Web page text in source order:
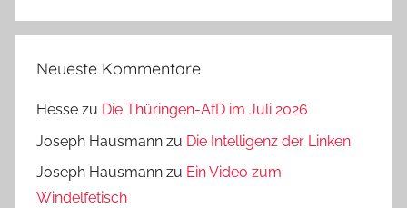
Neueste Kommentare
Hesse zu Die Thüringen-AfD im Juli 2026
Joseph Hausmann zu Die Intelligenz der Linken
Joseph Hausmann zu Ein Video zum
Windelfetisch